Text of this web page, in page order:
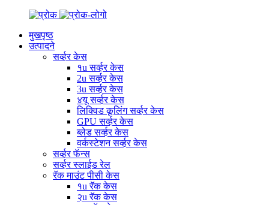
मुखपृष्ठ
उत्पादने
सर्व्हर केस
१u सर्व्हर केस
2u सर्व्हर केस
3u सर्व्हर केस
४यू सर्व्हर केस
लिक्विड कूलिंग सर्व्हर केस
GPU सर्व्हर केस
ब्लेड सर्व्हर केस
वर्कस्टेशन सर्व्हर केस
सर्व्हर फॅन्स
सर्व्हर स्लाईड रेल
रॅक माउंट पीसी केस
१u रॅक केस
२u रॅक केस